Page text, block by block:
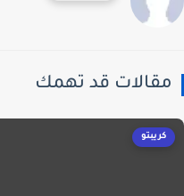
قد تهمك
كريبتو